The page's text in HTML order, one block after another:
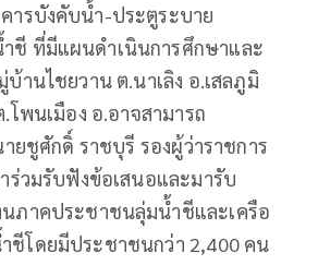
ารบังคับน้ำ-ประตูระบาย
ชี ที่มีแผนดำเนินการศึกษาและ
านไชยวาน ต.นาเลิง อ.เสลภูมิ
พนเมือง อ.อาจสามารถ
ยชูศักดิ์ ราชบุรี รองผู้ว่าราชการ
ร่วมรับฟังข้อเสนอและมารับ
ภาคประชาชนลุ่มน้ำชีและเครือ
ชีโดยมีประชาชนกว่า 2,400 คน